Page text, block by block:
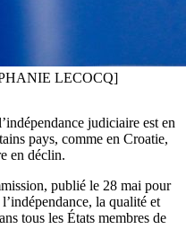
LECOCQ]
judiciaire est en
pays, comme en Croatie,
en déclin.
publié le 28 mai pour
la qualité et
tous les États membres de